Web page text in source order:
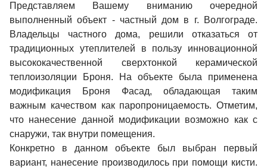
Представляем Вашему вниманию очередной
выполненный объект - частный дом в г. Волгограде.
Владельцы частного дома, решили отказаться от
традиционных утеплителей в пользу инновационной
высококачественной сверхтонкой керамической
теплоизоляции Броня. На объекте была применена
модификация Броня Фасад, обладающая таким
важным качеством как паропроницаемость. Отметим,
что нанесение данной модификации возможно как с
снаружи, так внутри помещения.
Конкретно в данном объекте был выбран первый
вариант, нанесение производилось при помощи кисти.